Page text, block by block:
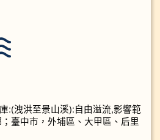
:(洩洪至景山溪):自由溢流,影響範
臺中市，外埔區、大甲區、后里